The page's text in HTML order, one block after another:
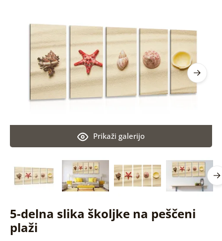
5-delna slika školjke na peščeni
plaži
Prikaži galerijo